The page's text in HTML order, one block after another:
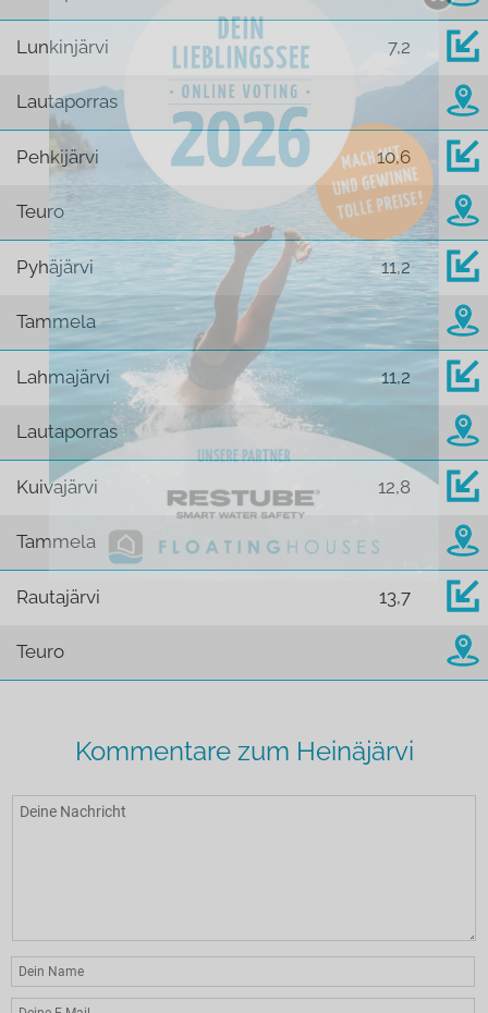
Lunkinjärvi 7,2
Lautaporras
Pehkijärvi 10,6
Teuro
Pyhäjärvi 11,2
Tammela
Lahmajärvi 11,2
Lautaporras
Kuivajärvi 12,8
Tammela
Rautajärvi 13,7
Teuro
Kommentare zum Heinäjärvi